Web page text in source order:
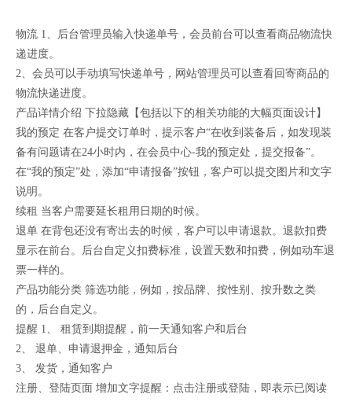
物流 1、后台管理员输入快递单号，会员前台可以查看商品物流快
递进度。
2、会员可以手动填写快递单号，网站管理员可以查看回寄商品的
物流快递进度。
产品详情介绍 下拉隐藏【包括以下的相关功能的大幅页面设计】
我的预定 在客户提交订单时，提示客户“在收到装备后，如发现装
备有问题请在24小时内，在会员中心-我的预定处，提交报备”。
在“我的预定”处，添加“申请报备”按钮，客户可以提交图片和文字
说明。
续租 当客户需要延长租用日期的时候。
退单 在背包还没有寄出去的时候，客户可以申请退款。退款扣费
显示在前台。后台自定义扣费标准，设置天数和扣费，例如动车退
票一样的。
产品功能分类 筛选功能，例如，按品牌、按性别、按升数之类
的，后台自定义。
提醒 1、 租赁到期提醒，前一天通知客户和后台
2、 退单、申请退押金，通知后台
3、 发货，通知客户
注册、登陆页面 增加文字提醒：点击注册或登陆，即表示已阅读